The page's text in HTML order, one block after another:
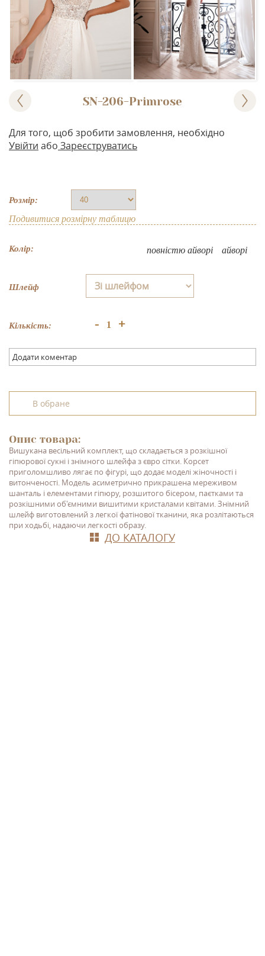
SN-206-Primrose
Для того, щоб зробити замовлення, необхідно
Увійти або Зареєструватись
Розмір:
Подивитися розмірну таблицю
Колір: айворі
повнiстю айворi
Шлейф
Кількість: - +
Додати коментар
В обране
Опис товара:
Вишукана весільний комплект, що складається з розкішної
гіпюрової сукні і знімного шлейфа з євро сітки. Корсет
приголомшливо лягає по фігурі, що додає моделі жіночності і
витонченості. Модель асиметрично прикрашена мереживом
шанталь і елементами гіпюру, розшитого бісером, паєтками та
розкішними об'ємними вишитими кристалами квітами. Знімний
шлейф виготовлений з легкої фатінової тканини, яка розлітаються
при ходьбі, надаючи легкості образу.
ДО КАТАЛОГУ